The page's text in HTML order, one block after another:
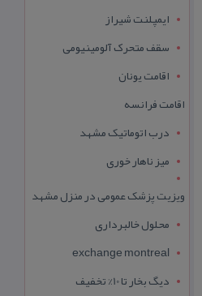
ایمپلنت شیراز
سقف متحرک آلومینیومی
اقامت یونان
اقامت فرانسه
درب اتوماتیک مشهد
میز ناهار خوری
ویزیت پزشک عمومی در منزل مشهد
محلول خالبرداری
exchange montreal
دیگ بخار تا 10% تخفیف